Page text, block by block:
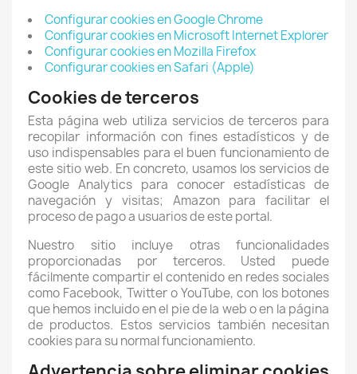
Configurar cookies en Google Chrome
Configurar cookies en Microsoft Internet Explorer
Configurar cookies en Mozilla Firefox
Configurar cookies en Safari (Apple)
Cookies de terceros
Esta página web utiliza servicios de terceros para
recopilar información con fines estadísticos y de
uso indispensables para el buen funcionamiento de
este sitio web. En concreto, usamos los servicios de
Google Analytics para conocer estadísticas de
navegación y visitas; Amazon para facilitar el
proceso de pago a usuarios de este portal.
Nuestro sitio incluye otras funcionalidades
proporcionadas por terceros. Usted puede
fácilmente compartir el contenido en redes sociales
como Facebook, Twitter o YouTube, con los botones
que hemos incluido en el pie de la web o en la página
de productos. Estos servicios también necesitan
cookies para su normal funcionamiento.